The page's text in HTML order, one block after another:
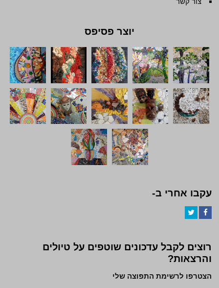
יוצר פסיפס
עקבו אחרי ב-
רוצים לקבל עדכונים שוטפים על טיולים
והרצאות?
הצטרפו לרשימת התפוצה שלי